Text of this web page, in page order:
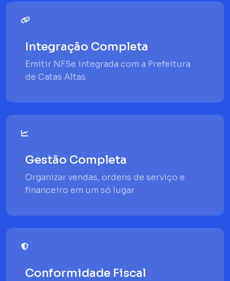
Integração Completa
Emitir NFSe integrada com a Prefeitura
de Catas Altas
Gestão Completa
Organizar vendas, ordens de serviço e
financeiro em um só lugar
Conformidade Fiscal